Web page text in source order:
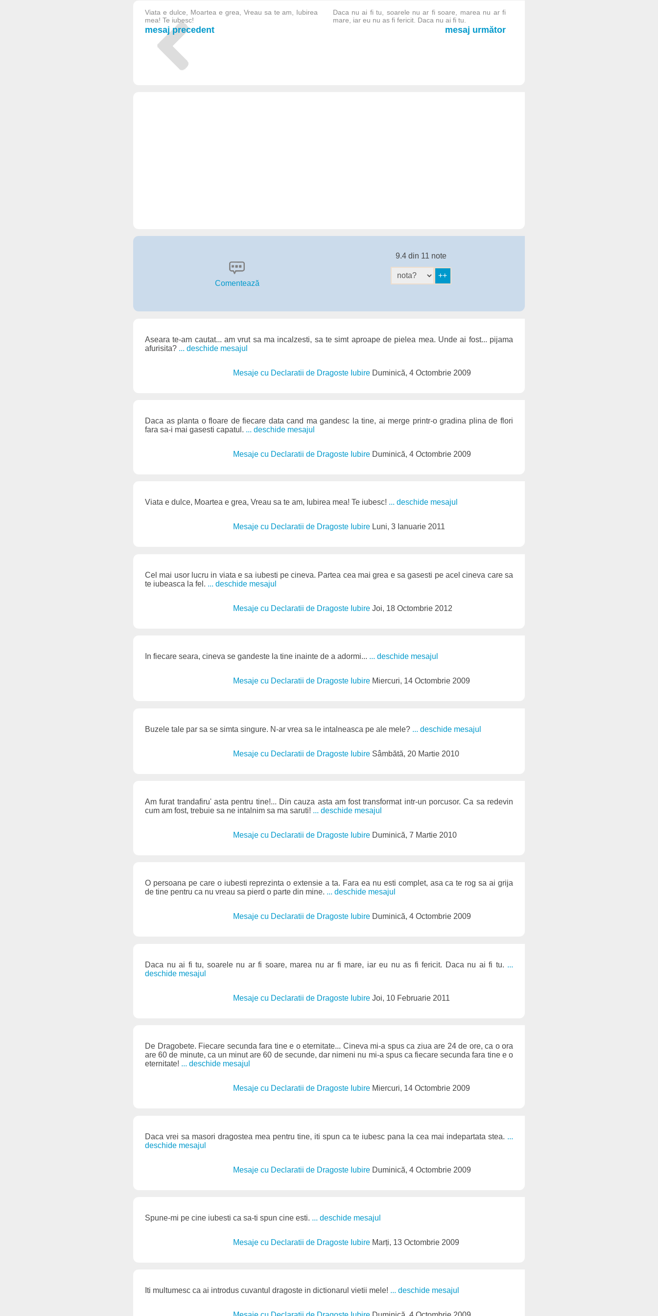
Viata e dulce, Moartea e grea, Vreau sa te am, Iubirea
mea! Te iubesc!
mesaj precedent
Daca nu ai fi tu, soarele nu ar fi soare, marea nu ar fi
mare, iar eu nu as fi fericit. Daca nu ai fi tu.
mesaj următor
Comentează
9.4 din 11 note
Aseara te-am cautat... am vrut sa ma incalzesti, sa te simt aproape de pielea mea. Unde ai fost... pijama
afurisita? ... deschide mesajul
Mesaje cu Declaratii de Dragoste Iubire Duminică, 4 Octombrie 2009
Daca as planta o floare de fiecare data cand ma gandesc la tine, ai merge printr-o gradina plina de flori
fara sa-i mai gasesti capatul. ... deschide mesajul
Mesaje cu Declaratii de Dragoste Iubire Duminică, 4 Octombrie 2009
Viata e dulce, Moartea e grea, Vreau sa te am, Iubirea mea! Te iubesc! ... deschide mesajul
Mesaje cu Declaratii de Dragoste Iubire Luni, 3 Ianuarie 2011
Cel mai usor lucru in viata e sa iubesti pe cineva. Partea cea mai grea e sa gasesti pe acel cineva care sa
te iubeasca la fel. ... deschide mesajul
Mesaje cu Declaratii de Dragoste IubireJoi, 18 Octombrie 2012
In fiecare seara, cineva se gandeste la tine inainte de a adormi... ... deschide mesajul
Mesaje cu Declaratii de Dragoste Iubire Miercuri, 14 Octombrie 2009
Buzele tale par sa se simta singure. N-ar vrea sa le intalneasca pe ale mele? ... deschide mesajul
Mesaje cu Declaratii de Dragoste Iubire Sâmbătă, 20 Martie 2010
Am furat trandafiru' asta pentru tine!... Din cauza asta am fost transformat intr-un porcusor. Ca sa redevin
cum am fost, trebuie sa ne intalnim sa ma saruti! ... deschide mesajul
Mesaje cu Declaratii de Dragoste Iubire Duminică, 7 Martie 2010
O persoana pe care o iubesti reprezinta o extensie a ta. Fara ea nu esti complet, asa ca te rog sa ai grija
de tine pentru ca nu vreau sa pierd o parte din mine. ... deschide mesajul
Mesaje cu Declaratii de Dragoste Iubire Duminică, 4 Octombrie 2009
Daca nu ai fi tu, soarele nu ar fi soare, marea nu ar fi mare, iar eu nu as fi fericit. Daca nu ai fi tu. ...
deschide mesajul
Mesaje cu Declaratii de Dragoste IubireJoi, 10 Februarie 2011
De Dragobete. Fiecare secunda fara tine e o eternitate... Cineva mi-a spus ca ziua are 24 de ore, ca o ora
are 60 de minute, ca un minut are 60 de secunde, dar nimeni nu mi-a spus ca fiecare secunda fara tine e o
eternitate! ... deschide mesajul
Mesaje cu Declaratii de Dragoste Iubire Miercuri, 14 Octombrie 2009
Daca vrei sa masori dragostea mea pentru tine, iti spun ca te iubesc pana la cea mai indepartata stea. ...
deschide mesajul
Mesaje cu Declaratii de Dragoste Iubire Duminică, 4 Octombrie 2009
Spune-mi pe cine iubesti ca sa-ti spun cine esti. ... deschide mesajul
Mesaje cu Declaratii de Dragoste Iubire Marți, 13 Octombrie 2009
Iti multumesc ca ai introdus cuvantul dragoste in dictionarul vietii mele! ... deschide mesajul